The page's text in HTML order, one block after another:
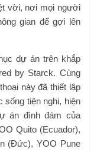
vời, nơi mọi người
gian để gợi lên
dự án trên khắp
by Starck. Cùng
này đã thiết lập
sống tiện nghi, hiện
án đình đám của
Quito (Ecuador),
(Đức), YOO Pune